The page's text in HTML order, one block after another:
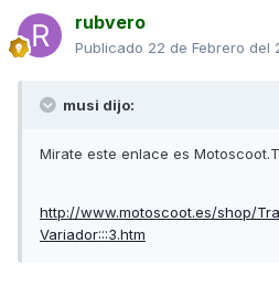
rubvero
Publicado 22 de Febrero del
musi dijo:
Mirate este enlace es
http://www.motoscoot.es/shop/
Variador:::3.htm